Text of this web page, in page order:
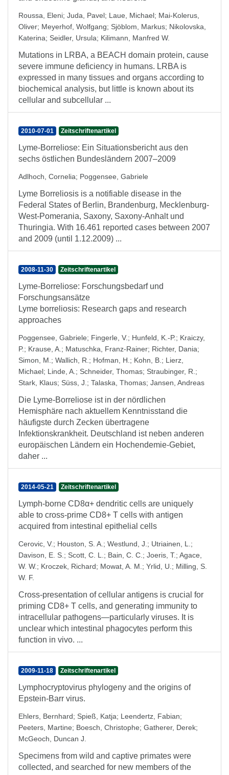
Roussa, Eleni; Juda, Pavel; Laue, Michael; Mai-Kolerus,
Oliver; Meyerhof, Wolfgang; Sjöblom, Markus; Nikolovska,
Katerina; Seidler, Ursula; Kilimann, Manfred W.
Mutations in LRBA, a BEACH domain protein, cause
severe immune deficiency in humans. LRBA is
expressed in many tissues and organs according to
biochemical analysis, but little is known about its
cellular and subcellular ...
2010-07-01 Zeitschriftenartikel
Lyme-Borreliose: Ein Situationsbericht aus den
sechs östlichen Bundesländern 2007–2009
Adlhoch, Cornelia; Poggensee, Gabriele
Lyme Borreliosis is a notifiable disease in the
Federal States of Berlin, Brandenburg, Mecklenburg-
West-Pomerania, Saxony, Saxony-Anhalt und
Thuringia. With 16.461 reported cases between 2007
and 2009 (until 1.12.2009) ...
2008-11-30 Zeitschriftenartikel
Lyme-Borreliose: Forschungsbedarf und
Forschungsansätze
Lyme borreliosis: Research gaps and research
approaches
Poggensee, Gabriele; Fingerle, V. ; Hunfeld, K.-P.; Kraiczy,
P.; Krause, A. ; Matuschka, Franz-Rainer; Richter, Dania;
Simon, M. ; Wallich, R. ; Hofman, H. ; Kohn, B. ; Lierz,
Michael; Linde, A. ; Schneider, Thomas; Straubinger, R. ;
Stark, Klaus; Süss, J. ; Talaska, Thomas; Jansen, Andreas
Die Lyme-Borreliose ist in der nördlichen
Hemisphäre nach aktuellem Kenntnisstand die
häufigste durch Zecken übertragene
Infektionskrankheit. Deutschland ist neben anderen
europäischen Ländern ein Hochendemie-Gebiet,
daher ...
2014-05-21 Zeitschriftenartikel
Lymph-borne CD8α+ dendritic cells are uniquely
able to cross-prime CD8+ T cells with antigen
acquired from intestinal epithelial cells
Cerovic, V. ; Houston, S. A. ; Westlund, J. ; Utriainen, L. ;
Davison, E. S. ; Scott, C. L. ; Bain, C. C. ; Joeris, T.; Agace,
W. W. ; Kroczek, Richard; Mowat, A. M. ; Yrlid, U. ; Milling, S.
W. F.
Cross-presentation of cellular antigens is crucial for
priming CD8+ T cells, and generating immunity to
intracellular pathogens—particularly viruses. It is
unclear which intestinal phagocytes perform this
function in vivo. ...
2009-11-18 Zeitschriftenartikel
Lymphocryptovirus phylogeny and the origins of
Epstein-Barr virus.
Ehlers, Bernhard; Spieß, Katja; Leendertz, Fabian;
Peeters, Martine; Boesch, Christophe; Gatherer, Derek;
McGeoch, Duncan J.
Specimens from wild and captive primates were
collected, and searched for new members of the